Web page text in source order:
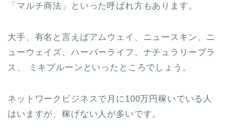
「マルチ商法」といった呼ばれ方もあります。
大手、有名と言えばアムウェイ、ニュースキン、ニ
ューウェイズ、ハーバーライフ、ナチュラリープラ
ス、 ミキプルーンといったところでしょう。
ネットワークビジネスで月に100万円稼いでいる人
はいますが、稼げない人が多いです。